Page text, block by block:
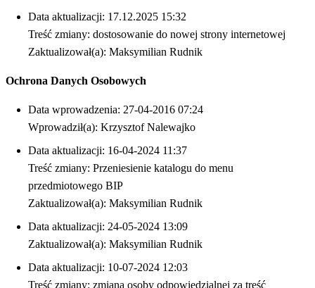
Data aktualizacji: 17.12.2025 15:32
Treść zmiany: dostosowanie do nowej strony internetowej
Zaktualizował(a): Maksymilian Rudnik
Ochrona Danych Osobowych
Data wprowadzenia: 27-04-2016 07:24
Wprowadził(a): Krzysztof Nalewajko
Data aktualizacji: 16-04-2024 11:37
Treść zmiany: Przeniesienie katalogu do menu
przedmiotowego BIP
Zaktualizował(a): Maksymilian Rudnik
Data aktualizacji: 24-05-2024 13:09
Zaktualizował(a): Maksymilian Rudnik
Data aktualizacji: 10-07-2024 12:03
Treść zmiany: zmiana osoby odpowiedzialnej za treść